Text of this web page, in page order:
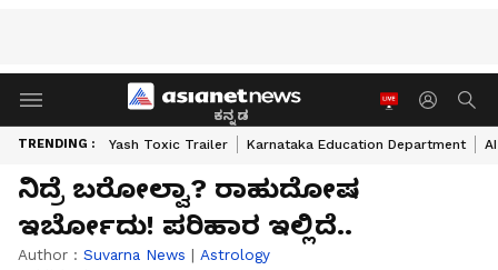
ಕನ್ನಡ
TRENDING : Yash Toxic Trailer Karnataka Education Department
ನಿದ್ರೆ ಬರೋಲ್ವಾ? ರಾಹುದೋಷ
ಇರ್ಬೋದು! ಪರಿಹಾರ ಇಲ್ಲಿದೆ..
Author : Suvarna News | Astrology